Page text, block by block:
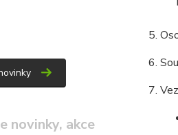
novinky, akce